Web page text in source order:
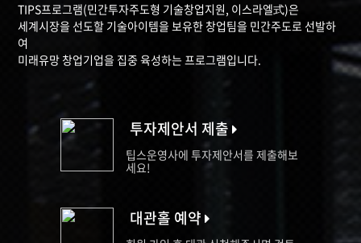
TIPS프로그램(민간투자주도형 기술창업지원, 이스라엘式)은
세계시장을 선도할 기술아이템을 보유한 창업팀을 민간주도로 선발하
여
미래유망 창업기업을 집중 육성하는 프로그램입니다.
투자제안서 제출
팁스운영사에 투자제안서를 제출해보
세요!
대관홀 예약